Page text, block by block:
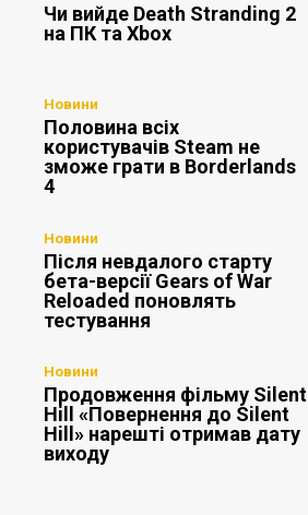
Чи вийде Death Stranding 2
на ПК та Xbox
Новини
Половина всіх
користувачів Steam не
зможе грати в Borderlands
4
Новини
Після невдалого старту
бета-версії Gears of War
Reloaded поновлять
тестування
Новини
Продовження фільму Silent
Hill «Повернення до Silent
Hill» нарешті отримав дату
виходу